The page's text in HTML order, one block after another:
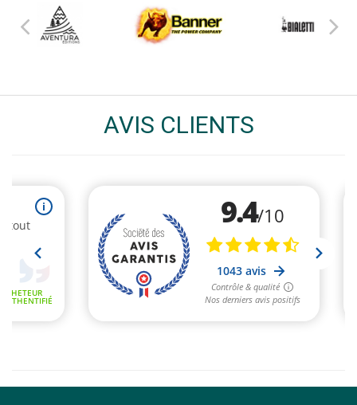
AVIS CLIENTS